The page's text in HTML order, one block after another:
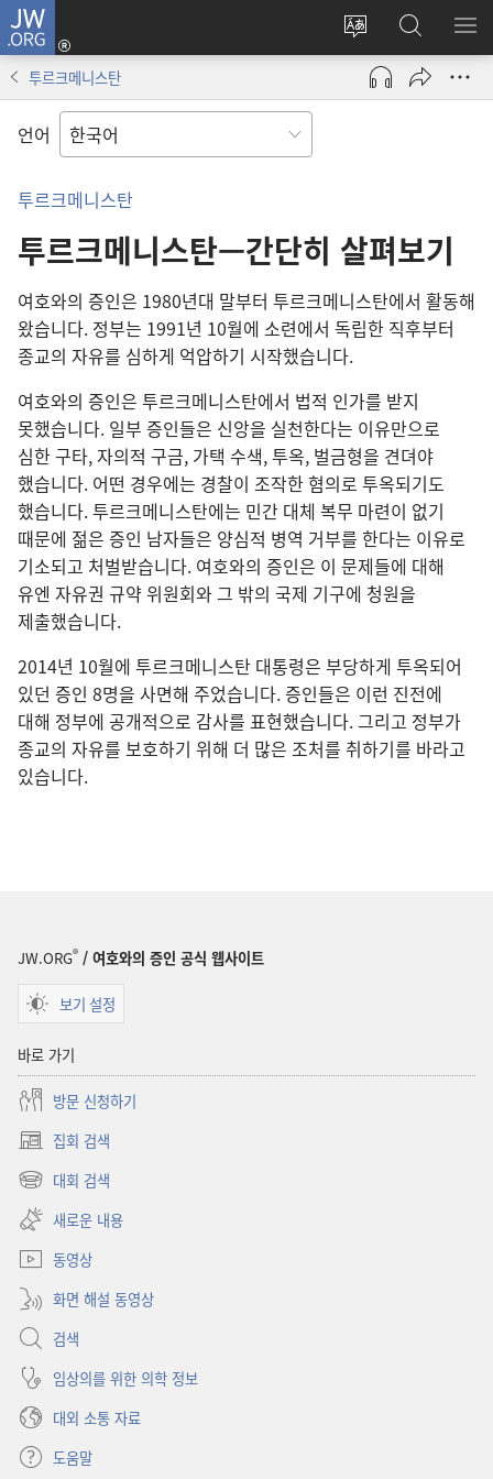
JW.ORG
사이트
언어
변경
로그인
(새로운
열기)
JW.ORG
검색
메
투르크메니스탄
언어
투르크메니스탄
투르크메니스탄—간단히 살펴보기
여호와의 증인은 1980년대 말부터 투르크메니스탄에서 활동해
왔습니다. 정부는 1991년 10월에 소련에서 독립한 직후부터
종교의 자유를 심하게 억압하기 시작했습니다.
여호와의 증인은 투르크메니스탄에서 법적 인가를 받지
못했습니다. 일부 증인들은 신앙을 실천한다는 이유만으로
심한 구타, 자의적 구금, 가택 수색, 투옥, 벌금형을 견뎌야
했습니다. 어떤 경우에는 경찰이 조작한 혐의로 투옥되기도
했습니다. 투르크메니스탄에는 민간 대체 복무 마련이 없기
때문에 젊은 증인 남자들은 양심적 병역 거부를 한다는 이유로
기소되고 처벌받습니다. 여호와의 증인은 이 문제들에 대해
유엔 자유권 규약 위원회와 그 밖의 국제 기구에 청원을
제출했습니다.
2014년 10월에 투르크메니스탄 대통령은 부당하게 투옥되어
있던 증인 8명을 사면해 주었습니다. 증인들은 이런 진전에
대해 정부에 공개적으로 감사를 표현했습니다. 그리고 정부가
종교의 자유를 보호하기 위해 더 많은 조처를 취하기를 바라고
있습니다.
JW.ORG® / 여호와의 증인 공식 웹사이트
보기 설정
바로 가기
방문 신청하기
집회 검색
(새로운
창
대회 검색
(새로운
창
열기)
새로운 내용
동영상
화면 해설 동영상
검색
임상의를 위한 의학 정보
대외 소통 자료
도움말